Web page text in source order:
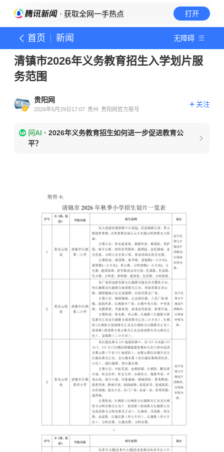
· 获取全网一手热点 打开
首页 新闻 无障碍
清镇市2026年义务教育招生入学划片服
务范围
贵阳网
2026年5月29日17:07 贵州 贵阳网官方账号
关注
问AI · 2026年义务教育招生如何进一步促进教育公
平？